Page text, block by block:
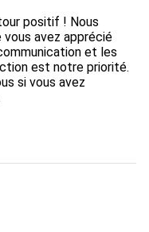
positif ! Nous
vous avez apprécié
et les
est notre priorité.
si vous avez